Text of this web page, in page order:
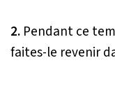
2. Pendant ce
faites-le revenir